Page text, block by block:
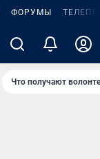
ФОРУМЫ
Что получают